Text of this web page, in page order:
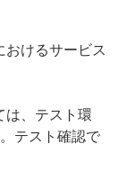
けるサービス
は、テスト環
テスト確認で